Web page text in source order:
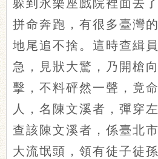
躲到永樂座戲院裡面去
拼命奔跑，有很多臺灣
地尾追不捨。這時查緝
急，見狀大驚，乃開槍
擊，不料砰然一聲，竟
人，名陳文溪者，彈穿
查該陳文溪者，係臺北
大流氓頭，領有徒子徒